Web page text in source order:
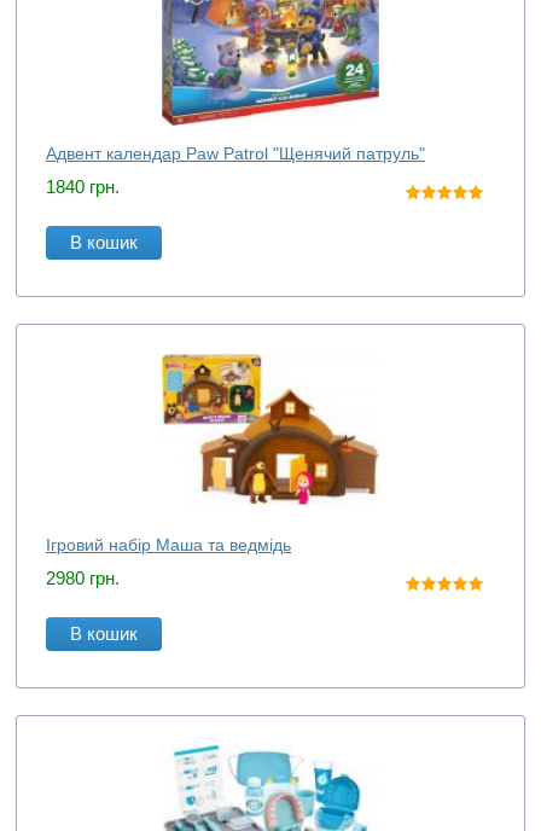
Адвент календар Paw Patrol "Щенячий патруль"
1840 грн.
В кошик
Ігровий набір Маша та ведмідь
2980 грн.
В кошик